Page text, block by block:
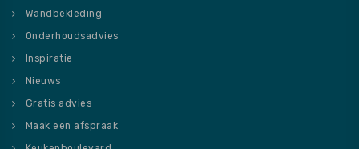
Wandbekleding
Onderhoudsadvies
Inspiratie
Nieuws
Gratis advies
Maak een afspraak